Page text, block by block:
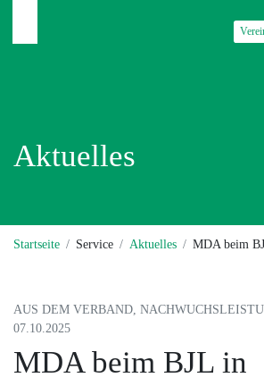
Aktuelles
Startseite Service Aktuelles MDA beim
AUS DEM VERBAND,
07.10.2025
MDA beim BJL in